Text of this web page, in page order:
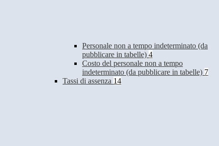
Personale non a tempo indeterminato (da
pubblicare in tabelle) 4
Costo del personale non a tempo
indeterminato (da pubblicare in tabelle) 7
Tassi di assenza 14